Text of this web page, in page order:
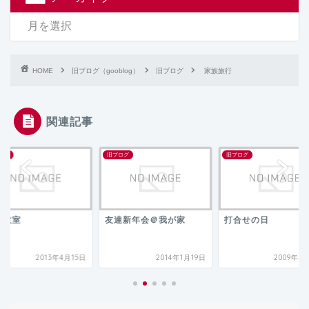
HOME 旧ブログ（gooblog） 旧ブログ 家族旅行
関連記事
教室
2013年4月15日
旧ブログ
友達新年会＠我が家
2014年1月19日
旧ブログ
打合せの日
2009年4